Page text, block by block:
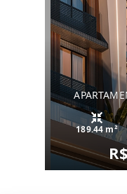
189.44 m²